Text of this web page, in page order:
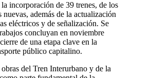
incorporación de 39 trenes, de los
nuevas, además de la actualización
eléctricos y de señalización. Se
concluyan en noviembre
de una etapa clave en la
público capitalino.
del Tren Interurbano y de la